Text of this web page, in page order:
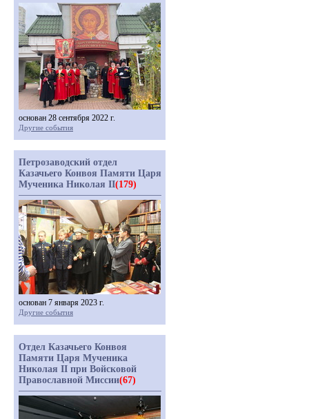
основан 28 сентября 2022 г.
Другие события
Петрозаводский отдел
Казачьего Конвоя Памяти Царя
Мученика Николая II(179)
основан 7 января 2023 г.
Другие события
Отдел Казачьего Конвоя
Памяти Царя Мученика
Николая II при Войсковой
Православной Миссии(67)